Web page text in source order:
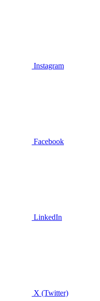
Instagram
Facebook
LinkedIn
X (Twitter)